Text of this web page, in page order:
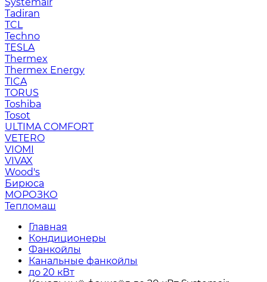
Tadiran
TCL
Techno
TESLA
Thermex
Thermex Energy
TICA
TORUS
Toshiba
Tosot
ULTIMA COMFORT
VETERO
VIOMI
VIVAX
Wood's
Бирюса
МОРОЗКО
Тепломаш
Главная
Кондиционеры
Фанкойлы
Канальные фанкойлы
до 20 кВт